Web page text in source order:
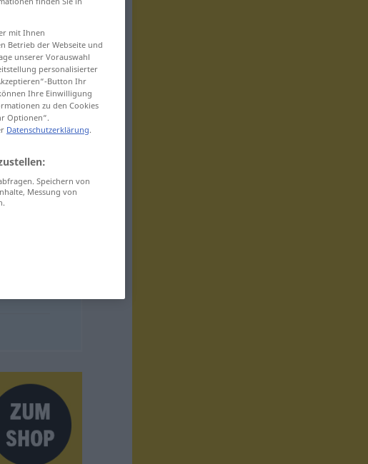
mit Ihnen
Betrieb der Webseite und
unserer Vorauswahl
personalisierter
Button Ihr
Ihre Einwilligung
zu den Cookies
Optionen“.
Datenschutzerklärung.
Speichern von
Messung von